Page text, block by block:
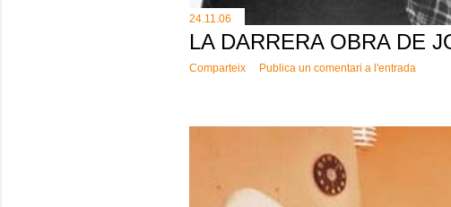
24.11.06
LA DARRERA OBRA DE
Comparteix Publica un comentari a l'entrada